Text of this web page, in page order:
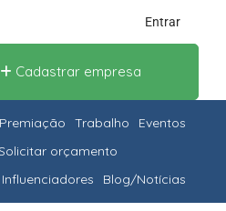
Entrar
Cadastrar empresa
Premiação Trabalho
Eventos
orçamento
Influenciadores Blog/Notícias